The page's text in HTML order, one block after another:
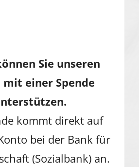
Sie unseren
mit einer Spende
kommt direkt auf
bei der Bank für
(Sozialbank) an.